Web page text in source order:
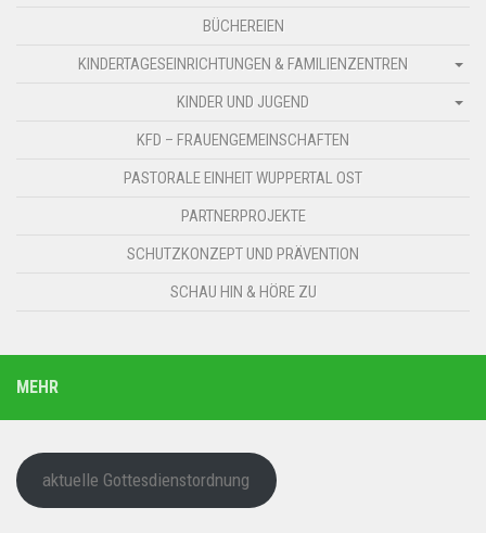
BÜCHEREIEN
KINDERTAGESEINRICHTUNGEN & FAMILIENZENTREN
KINDER UND JUGEND
KFD – FRAUENGEMEINSCHAFTEN
PASTORALE EINHEIT WUPPERTAL OST
PARTNERPROJEKTE
SCHUTZKONZEPT UND PRÄVENTION
SCHAU HIN & HÖRE ZU
MEHR
aktuelle Gottesdienstordnung